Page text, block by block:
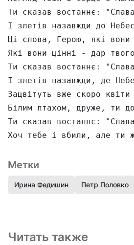
Ти сказав востаннє:
І злетів назавжди до
Ці слова, Герою, які вони
Які вони цінні - дар
Ти сказав востаннє:
І злетів назавжди, де
Зацвітуть вже скоро
Білим птахом, друже, ти
Ти сказав востаннє:
Метки
Ирина Федишин Петр Половко
Читать также